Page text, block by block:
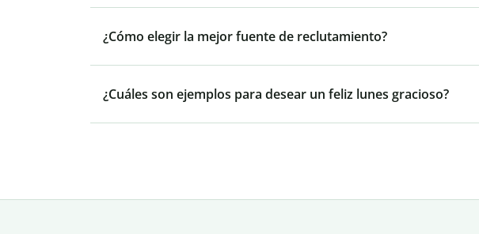
¿Cómo elegir la mejor fuente de reclutamiento?
¿Cuáles son ejemplos para desear un feliz lunes gracioso?